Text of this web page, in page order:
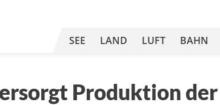
SEE LAND LUFT BAHN
Produktion